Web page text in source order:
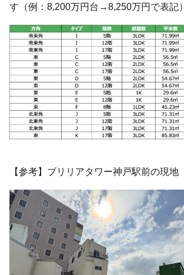
す（例：8,200万円台→8,250万円で表記）
【参考】ブリリアタワー神戸駅前の現地